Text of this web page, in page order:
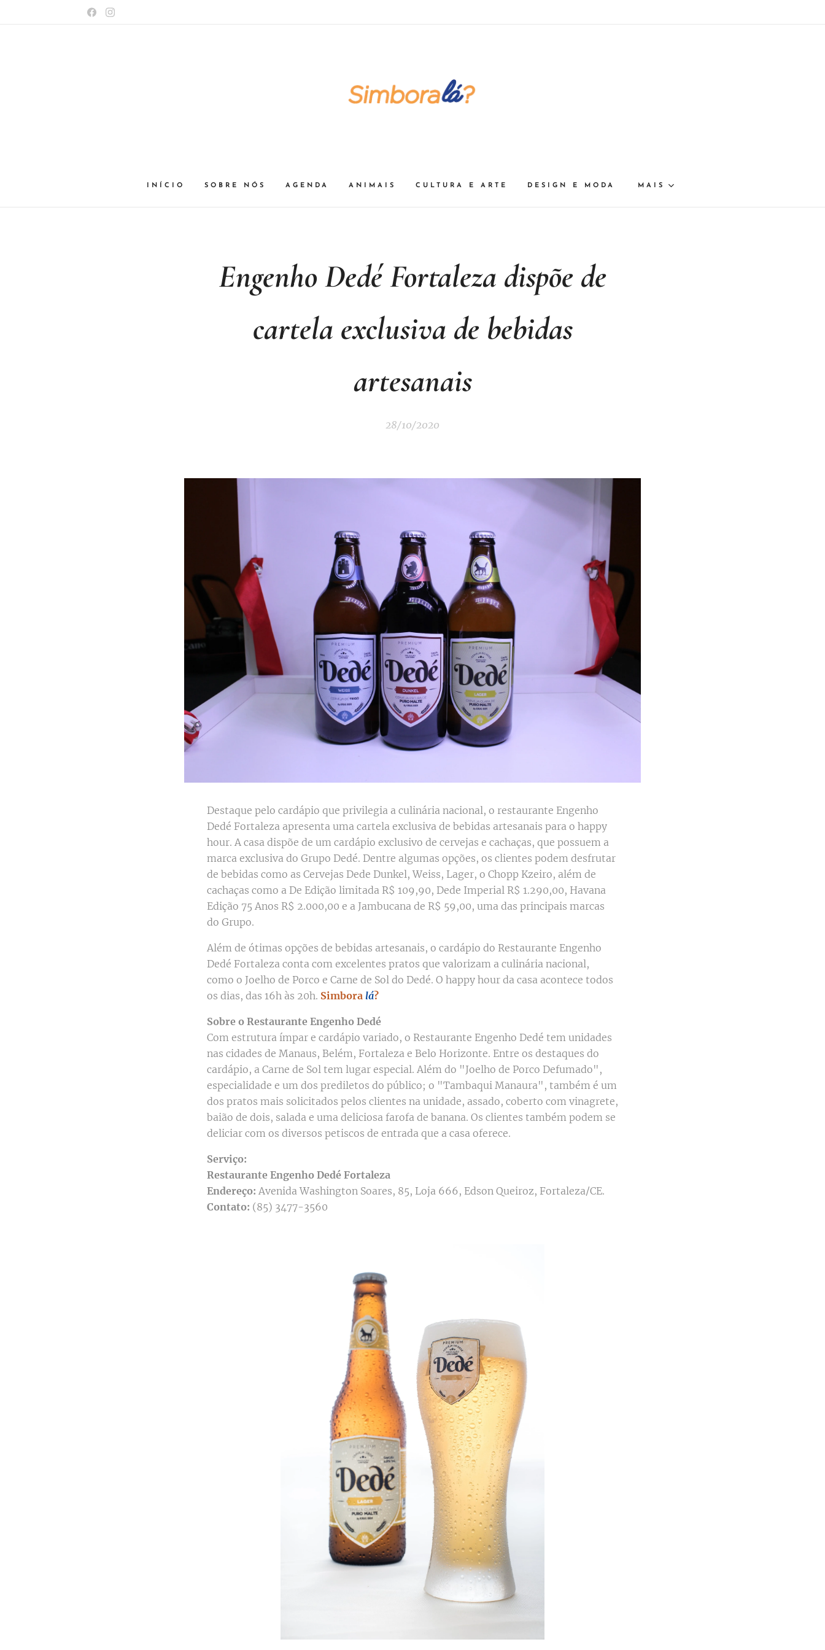
INÍCIO SOBRE NÓS AGENDA ANIMAIS CULTURA E ARTE DESIGN E MODA MAIS
Engenho Dedé Fortaleza dispõe de
cartela exclusiva de bebidas
artesanais
28/10/2020
Destaque pelo cardápio que privilegia a culinária nacional, o restaurante Engenho
Dedé Fortaleza apresenta uma cartela exclusiva de bebidas artesanais para o happy
hour. A casa dispõe de um cardápio exclusivo de cervejas e cachaças, que possuem a
marca exclusiva do Grupo Dedé. Dentre algumas opções, os clientes podem desfrutar
de bebidas como as Cervejas Dede Dunkel, Weiss, Lager, o Chopp Kzeiro, além de
cachaças como a De Edição limitada R$ 109,90, Dede Imperial R$ 1.290,00, Havana
Edição 75 Anos R$ 2.000,00 e a Jambucana de R$ 59,00, uma das principais marcas
do Grupo.
Além de ótimas opções de bebidas artesanais, o cardápio do Restaurante Engenho
Dedé Fortaleza conta com excelentes pratos que valorizam a culinária nacional,
como o Joelho de Porco e Carne de Sol do Dedé. O happy hour da casa acontece todos
os dias, das 16h às 20h. Simbora lá?
Sobre o Restaurante Engenho Dedé
Com estrutura ímpar e cardápio variado, o Restaurante Engenho Dedé tem unidades
nas cidades de Manaus, Belém, Fortaleza e Belo Horizonte. Entre os destaques do
cardápio, a Carne de Sol tem lugar especial. Além do "Joelho de Porco Defumado",
especialidade e um dos prediletos do público; o "Tambaqui Manaura", também é um
dos pratos mais solicitados pelos clientes na unidade, assado, coberto com vinagrete,
baião de dois, salada e uma deliciosa farofa de banana. Os clientes também podem se
deliciar com os diversos petiscos de entrada que a casa oferece.
Serviço:
Restaurante Engenho Dedé Fortaleza
Endereço: Avenida Washington Soares, 85, Loja 666, Edson Queiroz, Fortaleza/CE.
Contato: (85) 3477-3560